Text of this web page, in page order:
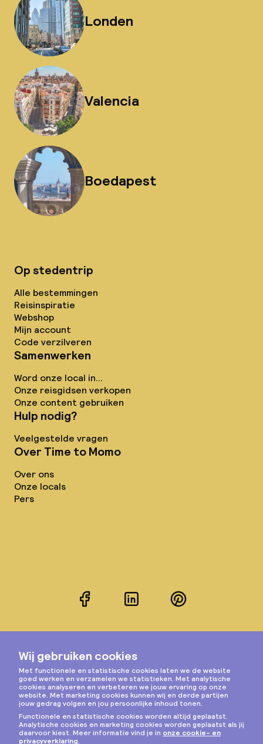
Londen
Valencia
Boedapest
Op stedentrip
Alle bestemmingen
Reisinspiratie
Webshop
Mijn account
Code verzilveren
Samenwerken
Word onze local in...
Onze reisgidsen verkopen
Onze content gebruiken
Hulp nodig?
Veelgestelde vragen
Over Time to Momo
Over ons
Onze locals
Pers
FacebookLinkedInPinterest
Instagram